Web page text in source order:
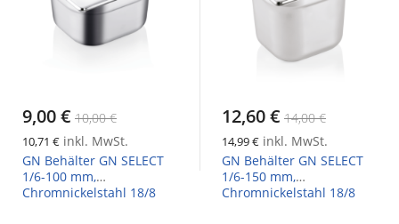
9,00 € 10,00 €
10,71 € inkl. MwSt.
GN Behälter GN SELECT
1/6-100 mm,
Chromnickelstahl 18/8
12,60 € 14,00 €
14,99 € inkl. MwSt.
GN Behälter GN SELECT
1/6-150 mm,
Chromnickelstahl 18/8